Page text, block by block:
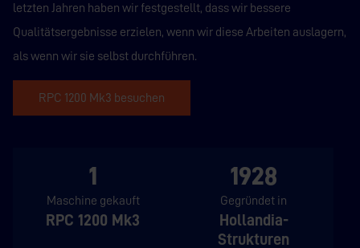
letzten Jahren haben wir festgestellt, dass wir bessere
Qualitätsergebnisse erzielen, wenn wir diese Arbeiten auslagern,
als wenn wir sie selbst durchführen.
RPC 1200 Mk3 besuchen
1
Maschine gekauft
RPC 1200 Mk3
1928
Gegründet in
Hollandia-
Strukturen